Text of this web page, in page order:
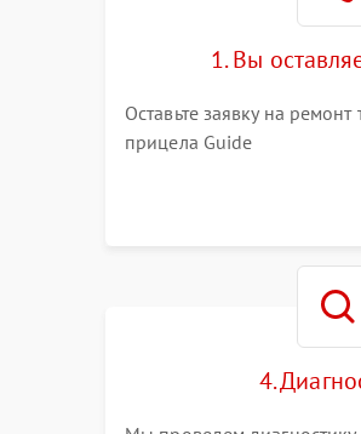
1. Вы
Оставьте заявку на
прицела Guide
4.